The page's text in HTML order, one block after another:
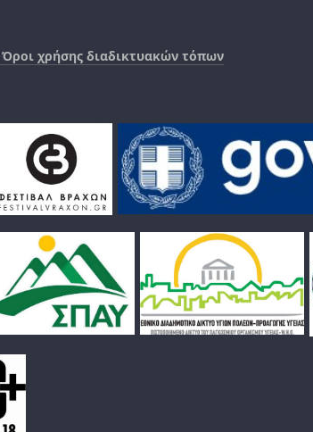
Όροι χρήσης διαδικτυακών τόπων